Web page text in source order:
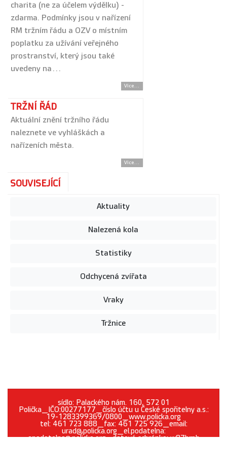
charita (ne za účelem výdělku) -
zdarma. Podmínky jsou v nařízení
RM tržním řádu a OZV o místním
poplatku za užívání veřejného
prostranství, který jsou také
uvedeny na…
Více...
TRŽNÍ ŘÁD
Aktuální znění tržního řádu
naleznete ve vyhláškách a
nařízeních města.
Více...
SOUVISEJÍCÍ
Aktuality
Nalezená kola
Statistiky
Odchycená zvířata
Vraky
Tržnice
sídlo: Palackého nám. 160, 572 01
Polička_IČO:00277177_číslo účtu u České spořitelny a.s.:
19-1283399369/0800_www.policka.org
tel: 461 723 888_fax: 461 725 926_email:
urad@policka.org_el.podatelna:
epodatelna@policka.org_datová schránka: w87brph